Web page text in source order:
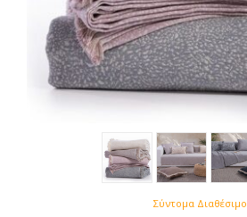
Σύντομα Διαθέσιμο